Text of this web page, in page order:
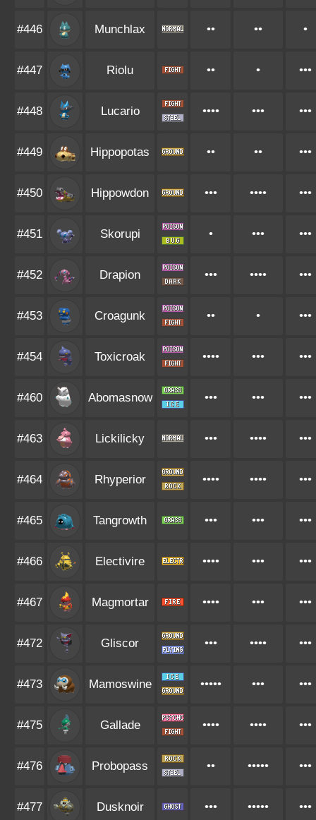
#446 Munchlax •• •• •
#447 Riolu •• • •••
#448 Lucario •••• ••• •••
#449 Hippopotas •• •• •••
#450 Hippowdon ••• •••• •••
#451 Skorupi • ••• •••
#452 Drapion ••• •••• •••
#453 Croagunk •• • •••
#454 Toxicroak •••• ••• •••
#460 Abomasnow ••• ••• •••
#463 Lickilicky ••• •••• •••
#464 Rhyperior •••• •••• •••
#465 Tangrowth ••• ••• •••
#466 Electivire •••• ••• •••
#467 Magmortar •••• ••• •••
#472 Gliscor ••• •••• •••
#473 Mamoswine ••••• ••• •••
#475 Gallade •••• •••• •••
#476 Probopass •• ••••• •••
#477 Dusknoir ••• ••••• •••